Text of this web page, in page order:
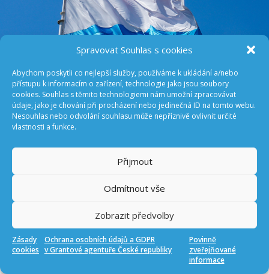
Spravovat Souhlas s cookies
Abychom poskytli co nejlepší služby, používáme k ukládání a/nebo
přístupu k informacím o zařízení, technologie jako jsou soubory
cookies. Souhlas s těmito technologiemi nám umožní zpracovávat
údaje, jako je chování při procházení nebo jedinečná ID na tomto webu.
Nesouhlas nebo odvolání souhlasu může nepříznivě ovlivnit určité
vlastnosti a funkce.
Přijmout
Odmítnout vše
Zobrazit předvolby
Zásady
cookies
Ochrana osobních údajů a GDPR
v Grantové agentuře České republiky
Povinně
zveřejňované
informace
Grantová agentura České republiky (GA ČR) vyhlašuje výzvu
týká projektů financovaných ve spolupráci s lucemburskou
agenturou Luxembourg National Research Fund (FNR) v rámci
iniciativy
agentura FNR jako Lead Agency, tedy hodnotí návrhy
projektů a GA ČR výsledky hodnoticího procesu přebírá.
Přihláška